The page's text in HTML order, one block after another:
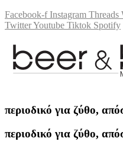
Facebook-f Instagram Threads
TwitterYoutube Tiktok Spotify
περιοδικό για ζύθο,
περιοδικό για ζύθο,